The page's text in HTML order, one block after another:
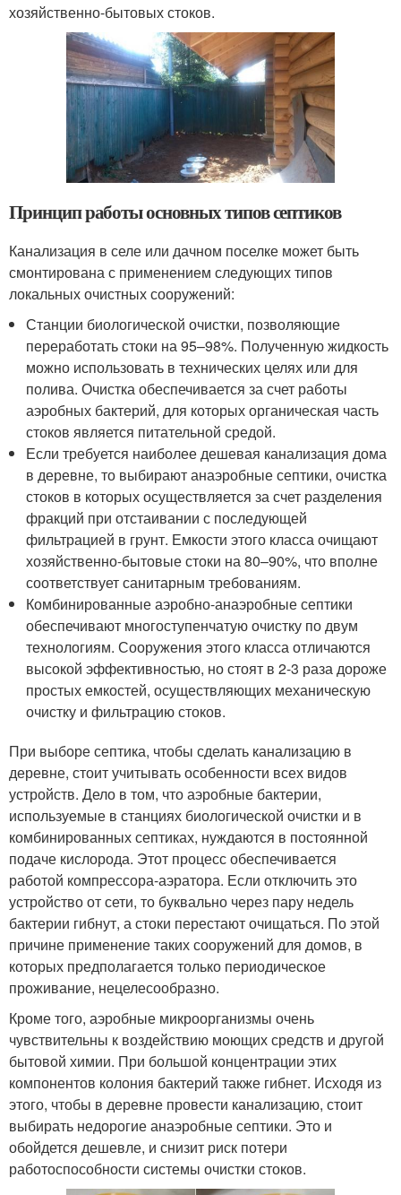
хозяйственно-бытовых стоков.
Принцип работы основных типов септиков
Канализация в селе или дачном поселке может быть
смонтирована с применением следующих типов
локальных очистных сооружений:
Станции биологической очистки, позволяющие
переработать стоки на 95–98%. Полученную жидкость
можно использовать в технических целях или для
полива. Очистка обеспечивается за счет работы
аэробных бактерий, для которых органическая часть
стоков является питательной средой.
Если требуется наиболее дешевая канализация дома
в деревне, то выбирают анаэробные септики, очистка
стоков в которых осуществляется за счет разделения
фракций при отстаивании с последующей
фильтрацией в грунт. Емкости этого класса очищают
хозяйственно-бытовые стоки на 80–90%, что вполне
соответствует санитарным требованиям.
Комбинированные аэробно-анаэробные септики
обеспечивают многоступенчатую очистку по двум
технологиям. Сооружения этого класса отличаются
высокой эффективностью, но стоят в 2-3 раза дороже
простых емкостей, осуществляющих механическую
очистку и фильтрацию стоков.
При выборе септика, чтобы сделать канализацию в
деревне, стоит учитывать особенности всех видов
устройств. Дело в том, что аэробные бактерии,
используемые в станциях биологической очистки и в
комбинированных септиках, нуждаются в постоянной
подаче кислорода. Этот процесс обеспечивается
работой компрессора-аэратора. Если отключить это
устройство от сети, то буквально через пару недель
бактерии гибнут, а стоки перестают очищаться. По этой
причине применение таких сооружений для домов, в
которых предполагается только периодическое
проживание, нецелесообразно.
Кроме того, аэробные микроорганизмы очень
чувствительны к воздействию моющих средств и другой
бытовой химии. При большой концентрации этих
компонентов колония бактерий также гибнет. Исходя из
этого, чтобы в деревне провести канализацию, стоит
выбирать недорогие анаэробные септики. Это и
обойдется дешевле, и снизит риск потери
работоспособности системы очистки стоков.